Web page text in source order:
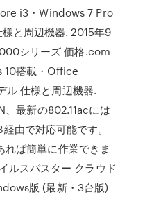
i3・Windows 7 Pro
と周辺機器. 2015年9
シリーズ 価格.com
10搭載・Office
ル 仕様と周辺機器.
最新の802.11acには
由で対応可能です。
ば簡単に作業できま
ルスバスター クラウド
版 (最新・3台版)